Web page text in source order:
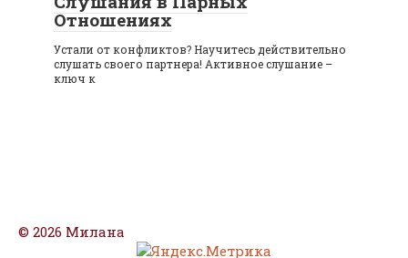
Отношениях
Устали от конфликтов? Научитесь действительно
слушать своего партнера! Активное слушание –
ключ к
© 2026 Милана